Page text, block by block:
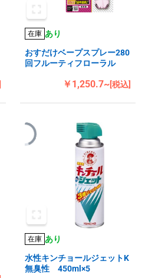
在庫 あり
おすだけベープスプレー280
回フルーティフローラル
￥1,250.7~[税込]
在庫 あり
水性キンチョールジェットK
無臭性 450ml×5